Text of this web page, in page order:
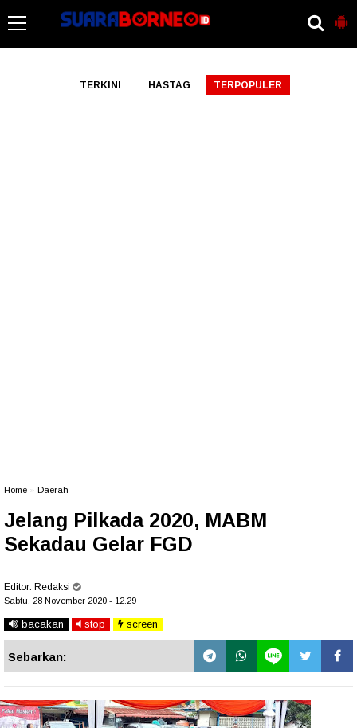
TERKINI HASTAG TERPOPULER
Home Daerah
Jelang Pilkada 2020, MABM
Sekadau Gelar FGD
Editor: Redaksi
Sabtu, 28 November 2020 - 12.29
bacakan stop screen
Sebarkan: